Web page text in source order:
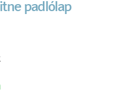
padlólap